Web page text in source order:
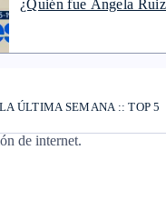
¿Quién fue Ángela
ÚLTIMA SEMANA :: TOP 5